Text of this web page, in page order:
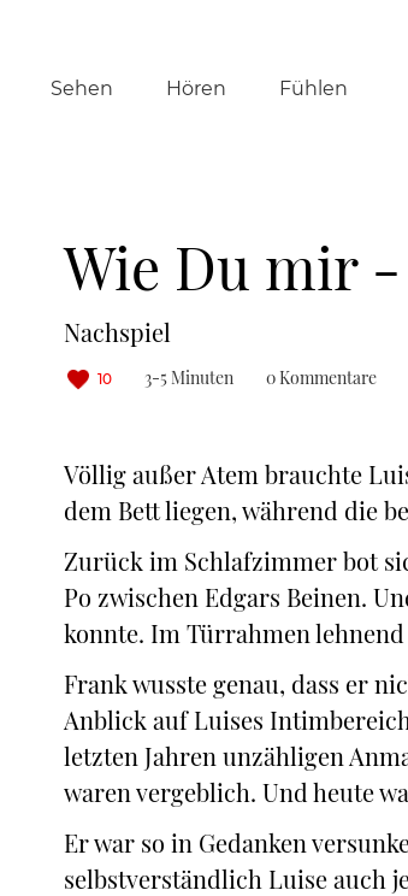
Sehen Hören Fühlen
Wie Du mir
Nachspiel
10 3-5 Minuten 0 Kommentare
Völlig außer Atem brauchte
dem Bett liegen, während die
Zurück im Schlafzimmer bot
Po zwischen Edgars Beinen.
konnte. Im Türrahmen
Frank wusste genau, dass er
Anblick auf Luises
letzten Jahren unzähligen
waren vergeblich. Und heute
Er war so in Gedanken
selbstverständlich Luise auch